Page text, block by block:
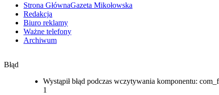
Strona GłównaGazeta Mikołowska
Redakcja
Biuro reklamy
Ważne telefony
Archiwum
Błąd
Wystąpił błąd podczas wczytywania komponentu:
1